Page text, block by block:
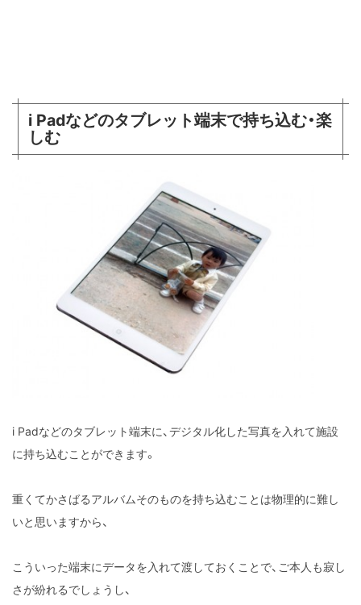
i Padなどのタブレット端末で持ち込む・楽
しむ
i Padなどのタブレット端末に、デジタル化した写真を入れて施設
に持ち込むことができます。
重くてかさばるアルバムそのものを持ち込むことは物理的に難し
いと思いますから、
こういった端末にデータを入れて渡しておくことで、ご本人も寂し
さが紛れるでしょうし、